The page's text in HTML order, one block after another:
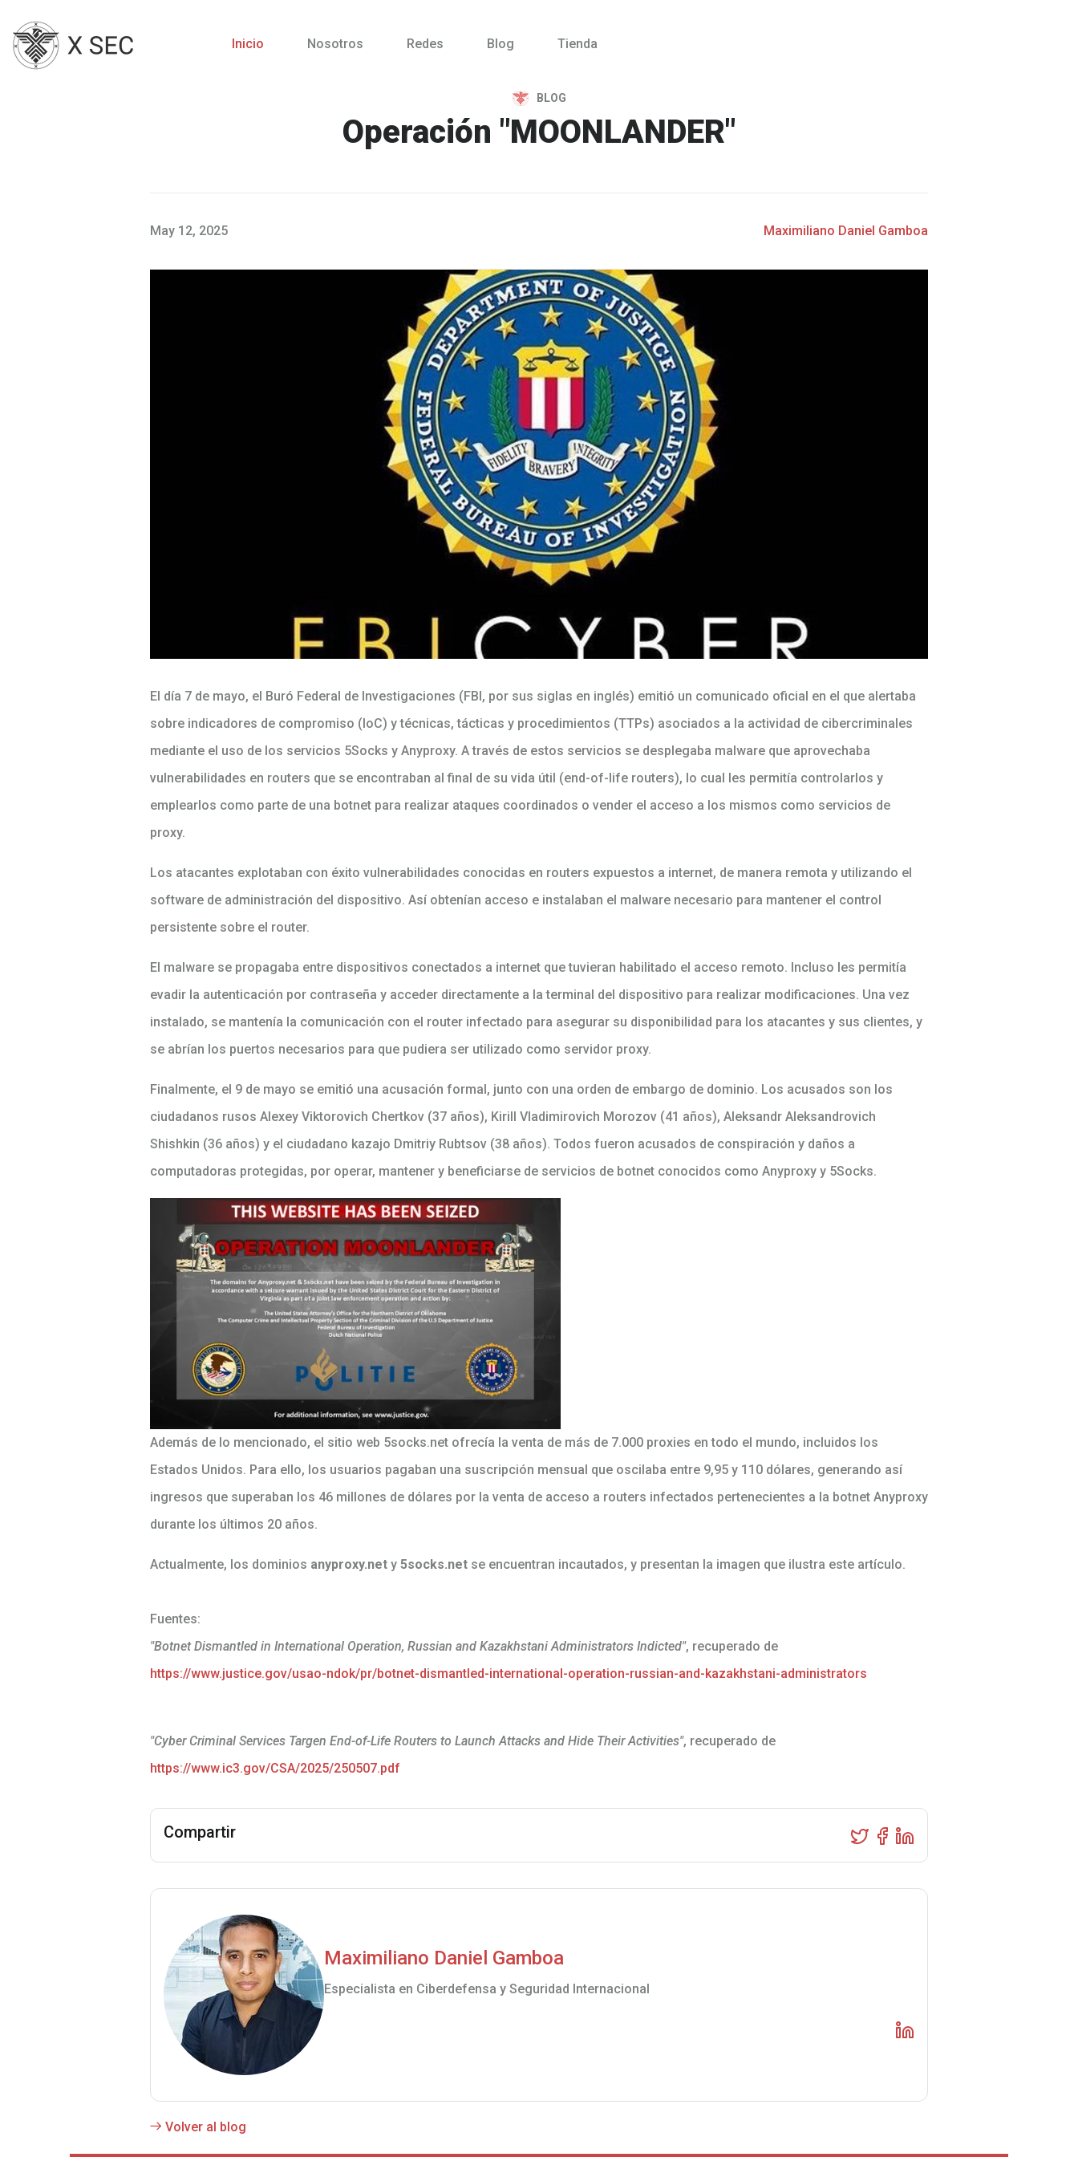
Inicio Nosotros Redes Blog Tienda
BLOG
Operación "MOONLANDER"
May 12, 2025 Maximiliano Daniel Gamboa
El día 7 de mayo, el Buró Federal de Investigaciones (FBI, por sus siglas en inglés) emitió un comunicado oficial en el que alertaba
sobre indicadores de compromiso (IoC) y técnicas, tácticas y procedimientos (TTPs) asociados a la actividad de cibercriminales
mediante el uso de los servicios 5Socks y Anyproxy. A través de estos servicios se desplegaba malware que aprovechaba
vulnerabilidades en routers que se encontraban al final de su vida útil (end-of-life routers), lo cual les permitía controlarlos y
emplearlos como parte de una botnet para realizar ataques coordinados o vender el acceso a los mismos como servicios de
proxy.
Los atacantes explotaban con éxito vulnerabilidades conocidas en routers expuestos a internet, de manera remota y utilizando el
software de administración del dispositivo. Así obtenían acceso e instalaban el malware necesario para mantener el control
persistente sobre el router.
El malware se propagaba entre dispositivos conectados a internet que tuvieran habilitado el acceso remoto. Incluso les permitía
evadir la autenticación por contraseña y acceder directamente a la terminal del dispositivo para realizar modificaciones. Una vez
instalado, se mantenía la comunicación con el router infectado para asegurar su disponibilidad para los atacantes y sus clientes, y
se abrían los puertos necesarios para que pudiera ser utilizado como servidor proxy.
Finalmente, el 9 de mayo se emitió una acusación formal, junto con una orden de embargo de dominio. Los acusados son los
ciudadanos rusos Alexey Viktorovich Chertkov (37 años), Kirill Vladimirovich Morozov (41 años), Aleksandr Aleksandrovich
Shishkin (36 años) y el ciudadano kazajo Dmitriy Rubtsov (38 años). Todos fueron acusados de conspiración y daños a
computadoras protegidas, por operar, mantener y beneficiarse de servicios de botnet conocidos como Anyproxy y 5Socks.
Además de lo mencionado, el sitio web 5socks.net ofrecía la venta de más de 7.000 proxies en todo el mundo, incluidos los
Estados Unidos. Para ello, los usuarios pagaban una suscripción mensual que oscilaba entre 9,95 y 110 dólares, generando así
ingresos que superaban los 46 millones de dólares por la venta de acceso a routers infectados pertenecientes a la botnet Anyproxy
durante los últimos 20 años.
Actualmente, los dominios anyproxy.net y 5socks.net se encuentran incautados, y presentan la imagen que ilustra este artículo.
Fuentes:
"Botnet Dismantled in International Operation, Russian and Kazakhstani Administrators Indicted", recuperado de
https://www.justice.gov/usao-ndok/pr/botnet-dismantled-international-operation-russian-and-kazakhstani-administrators
"Cyber Criminal Services Targen End-of-Life Routers to Launch Attacks and Hide Their Activities", recuperado de
https://www.ic3.gov/CSA/2025/250507.pdf
Compartir
Maximiliano Daniel Gamboa
Especialista en Ciberdefensa y Seguridad Internacional
Volver al blog